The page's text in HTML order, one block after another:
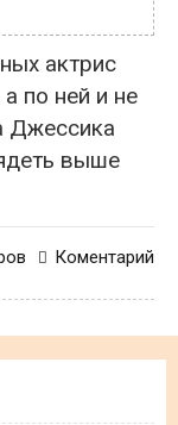
актрис
по ней и не
Джессика
выше
Коментарий